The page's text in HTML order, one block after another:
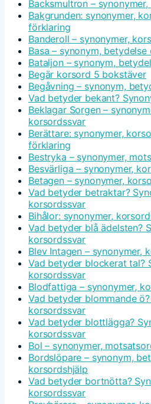
Backsmultron –
Bakgrunden: synonymer,
förklaring
Banderoll – synonymer,
Basa – synonym,
Bataljon – synonym,
Begär korsord 5 bokstäver
Begåvning – synonym,
Vad betyder bekant?
Beklagar Sorgen –
korsordssvar
Berättare: synonymer,
förklaring
Bestryka – synonymer,
Besvärliga – synonymer,
Betagen – synonymer,
Vad betyder betraktar?
korsordssvar
Bihålor: synonymer,
Vad betyder blå ädelsten?
korsordssvar
Blev Intagen – synonymer,
Vad betyder blockerat tal?
korsordssvar
Blodfattiga – synonymer,
Vad betyder blommande
korsordssvar
Vad betyder blottlägga?
korsordssvar
Bol – synonymer,
Bordslöpare – synonym,
korsordshjälp
Vad betyder bortnötta?
korsordssvar